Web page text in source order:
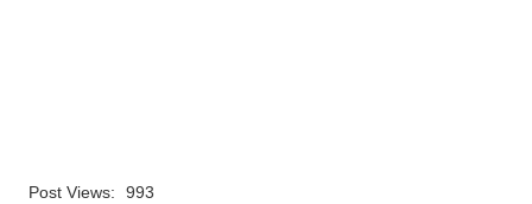
Post Views: 993